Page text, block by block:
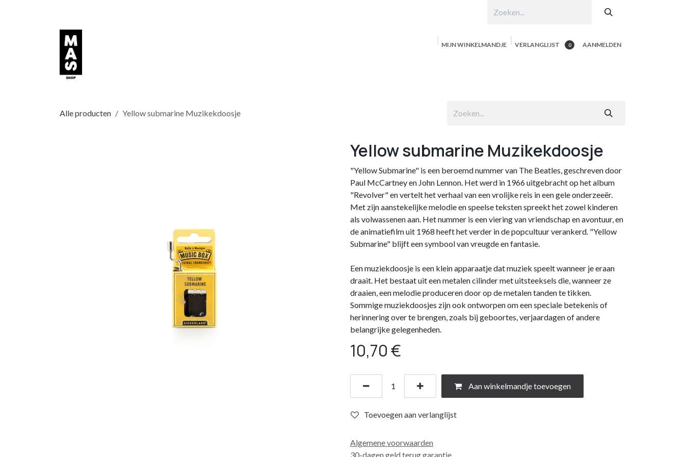
MIJN WINKELMANDJE 0
VERLANGLIJST AANMELDEN
Alle producten Yellow submarine Muzikekdoosje
Yellow submarine Muzikekdoosje
"Yellow Submarine" is een beroemd nummer van The Beatles, geschreven door
Paul McCartney en John Lennon. Het werd in 1966 uitgebracht op het album
"Revolver" en vertelt het verhaal van een vrolijke reis in een gele onderzeeër.
Met zijn aanstekelijke melodie en speelse teksten spreekt het zowel kinderen
als volwassenen aan. Het nummer is een viering van vriendschap en avontuur, en
de animatiefilm uit 1968 heeft het verder in de popcultuur verankerd. "Yellow
Submarine" blijft een symbool van vreugde en fantasie.
Een muziekdoosje is een klein apparaatje dat muziek speelt wanneer je eraan
draait. Het bestaat uit een metalen cilinder met uitsteeksels die, wanneer ze
draaien, een melodie produceren door op de metalen tanden te tikken.
Sommige muziekdoosjes zijn ook ontworpen om een speciale betekenis of
herinnering over te brengen, zoals bij geboortes, verjaardagen of andere
belangrijke gelegenheden.
10,70€
Aan winkelmandje toevoegen
Toevoegen aan verlanglijst
Algemene voorwaarden
30-dagen geld terug garantie